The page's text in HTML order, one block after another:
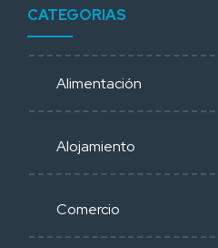
CATEGORIAS
Alimentación
Alojamiento
Comercio